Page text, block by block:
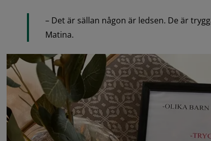
– Det är sällan någon är ledsen. De är
Matina.